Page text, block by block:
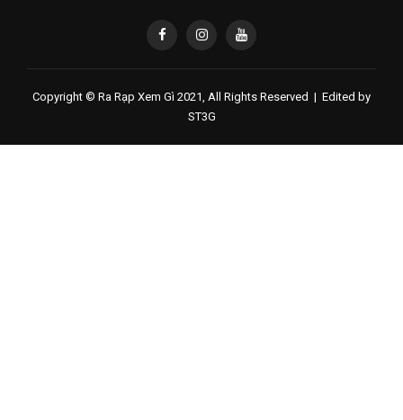
Copyright © Ra Rạp Xem Gì 2021, All Rights Reserved | Edited by
ST3G